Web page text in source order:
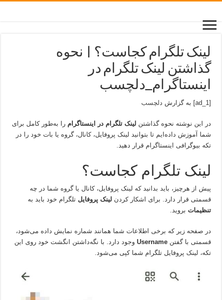
لینک تلگرام کجاست؟ | نحوه
گذاشتن لینک تلگرام در
اینستاگرام_دلچسب
[ad_1] به گزارش دلچسب
در این نوشته نحوه گذاشتنلینک تلگرام در اینستاگرام را به‌طور کامل برای
شما آموزش داده‌ایم تا بتوانید لینک پروفایل، کانال، گروه یا بات خود را در
تکه بیوگرافی اینستاگرام قرار دهید.
لینک تلگرام کجاست؟
پیش از هرچیز، باید بدانید که لینک پروفایل، کانال یا گروه شما در چه
قسمتی قرار دارد. برای اشکار کردنلینک پروفایل تلگرام خود باید به
تنظیمات بروید.
در صفحه زیر که برخی اطلاعات شما همانند شماره نمایش داده می‌شود،
قسمتی با گفتنUsername وجود دارد. با نگه‌داشتن انگشت خود روی این
تکه، لینک پروفایل تلگرام شما کپی می‌شود.